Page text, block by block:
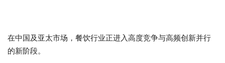
在中国及亚太市场，餐饮行业正进入高度竞争与高频创新并行
的新阶段。